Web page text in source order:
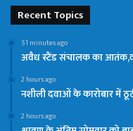
Recent Topics
51 minutes ago
अवैध स्टैंड संचालक का
2 hours ago
नशीली दवाओं के कारोबार में
2 hours ago